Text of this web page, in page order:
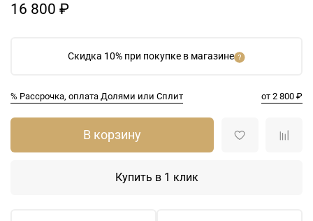
Скидка 10% при покупке в магазине
% Рассрочка, оплата Долями или Сплит от 2 800 ₽
16 800 ₽
В корзину
Купить в 1 клик